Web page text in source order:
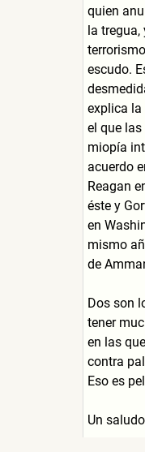
quien
la tregua,
escudo.
explica
el que las
miopía
acuerdo
Reagan
éste y
en
mismo
de
Dos son
tener
en las
contra
Eso es
Un saludo